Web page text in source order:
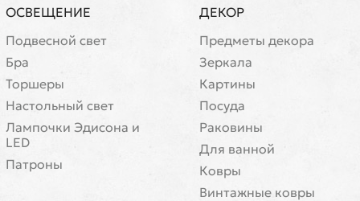
ОСВЕЩЕНИЕ
Подвесной свет
Бра
Торшеры
Настольный свет
Лампочки Эдисона и
LED
Патроны
ДЕКОР
Предметы декора
Зеркала
Картины
Посуда
Раковины
Для ванной
Ковры
Винтажные ковры